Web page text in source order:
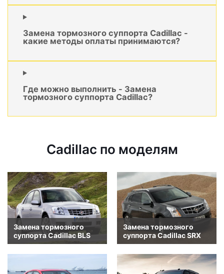
Замена тормозного суппорта Cadillac -
какие методы оплаты принимаются?
Где можно выполнить - Замена
тормозного суппорта Cadillac?
Cadillac по моделям
Замена тормозного
суппорта Cadillac BLS
Замена тормозного
суппорта Cadillac SRX